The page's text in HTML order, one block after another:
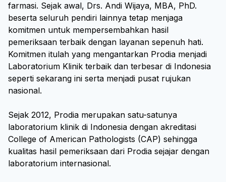
farmasi. Sejak awal, Drs. Andi Wijaya, MBA, PhD.
beserta seluruh pendiri lainnya tetap menjaga
komitmen untuk mempersembahkan hasil
pemeriksaan terbaik dengan layanan sepenuh hati.
Komitmen itulah yang mengantarkan Prodia menjadi
Laboratorium Klinik terbaik dan terbesar di Indonesia
seperti sekarang ini serta menjadi pusat rujukan
nasional.
Sejak 2012, Prodia merupakan satu-satunya
laboratorium klinik di Indonesia dengan akreditasi
College of American Pathologists (CAP) sehingga
kualitas hasil pemeriksaan dari Prodia sejajar dengan
laboratorium internasional.